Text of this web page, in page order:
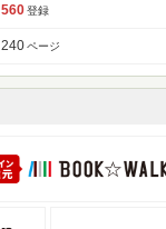
560 登録
240 ページ